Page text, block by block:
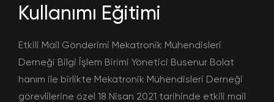
Kullanımı Eğitimi
Etkili Mail Gönderimi Mekatronik Mühendisleri
Derneği Bilgi İşlem Birimi Yönetici Busenur Bolat
hanım ile birlikte Mekatronik Mühendisleri Derneği
görevlilerine özel 18 Nisan 2021 tarihinde etkili mail